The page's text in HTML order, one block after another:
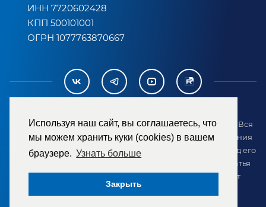
Используя наш сайт, вы соглашаетесь, что
мы можем хранить куки (cookies) в вашем
браузере. Узнать больше
Закрыть
ИНН 7720602428
КПП 500101001
ОГРН 1077763870667
2007-2026 © ООО «ТД «РЕМЕЗА». Все права защищены. Вся
информация на сайте размещена в целях предоставления
возможности покупателю ознакомиться с товаром перед его
приобретением и не является публичной офертой (статья
437 ГК РФ). Внешний вид товара может отличаться от
представленного на сайте.